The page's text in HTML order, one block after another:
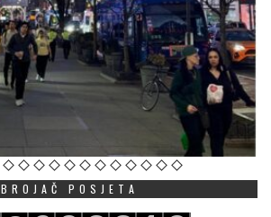
BROJAČ POSJETA